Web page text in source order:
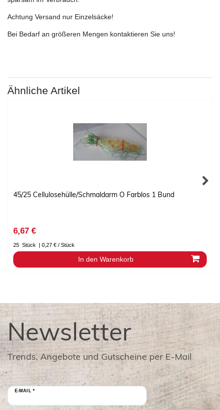
Achtung Versand nur Einzelsäcke!
Bei Bedarf an größeren Mengen kontaktieren Sie uns!
Ähnliche Artikel
45/25 Cellulosehülle/Schmaldarm O Farblos 1 Bund
6,67 €
25 Stück | 0,27 € / Stück
In den Warenkorb
Newsletter
Trends, Angebote und Gutscheine per E-Mail
E-MAIL *